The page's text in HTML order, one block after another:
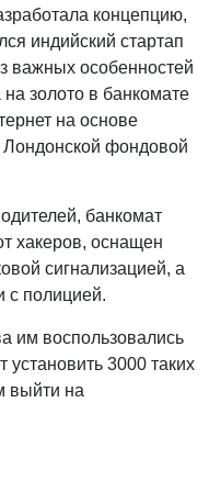
концепцию,
индийский стартап
важных особенностей
на золото в банкомате
на основе
фондовой
банкомат
хакеров, оснащен
сигнализацией, а
с полицией.
им воспользовались
установить 3000 таких
выйти на